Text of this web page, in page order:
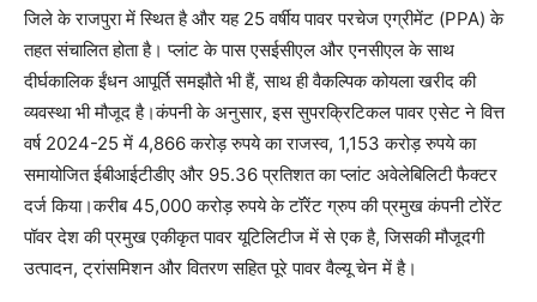
जिले के राजपुरा में स्थित है और यह 25 वर्षीय पावर परचेज एग्रीमेंट (PPA) के
तहत संचालित होता है। प्लांट के पास एसईसीएल और एनसीएल के साथ
दीर्घकालिक ईंधन आपूर्ति समझौते भी हैं, साथ ही वैकल्पिक कोयला खरीद की
व्यवस्था भी मौजूद है।कंपनी के अनुसार, इस सुपरक्रिटिकल पावर एसेट ने वित्त
वर्ष 2024-25 में 4,866 करोड़ रुपये का राजस्व, 1,153 करोड़ रुपये का
समायोजित ईबीआईटीडीए और 95.36 प्रतिशत का प्लांट अवेलेबिलिटी फैक्टर
दर्ज किया।करीब 45,000 करोड़ रुपये के टॉरेंट ग्रुप की प्रमुख कंपनी टोरेंट
पॉवर देश की प्रमुख एकीकृत पावर यूटिलिटीज में से एक है, जिसकी मौजूदगी
उत्पादन, ट्रांसमिशन और वितरण सहित पूरे पावर वैल्यू चेन में है।